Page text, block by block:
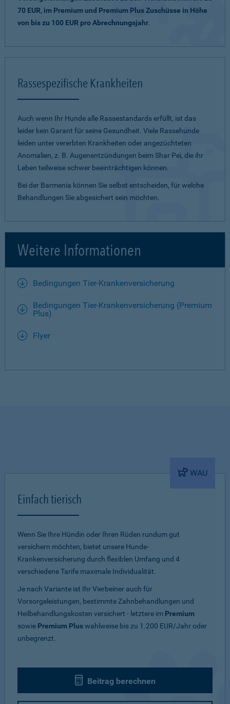
70 EUR, im Premium und Premium Plus Zuschüsse in Höhe
von bis zu 100 EUR pro Abrechnungsjahr.
Rassespezifische Krankheiten
Auch wenn Ihr Hunde alle Rassestandards erfüllt, ist das
leider kein Garant für seine Gesundheit. Viele Rassehunde
leiden unter vererbten Krankheiten oder angezüchteten
Anomalien, z. B. Augenentzündungen beim Shar Pei, die ihr
Leben teilweise schwer beeinträchtigen können.
Bei der Barmenia können Sie selbst entscheiden, für welche
Behandlungen Sie abgesichert sein möchten.
Weitere Informationen
Bedingungen Tier-Krankenversicherung
Bedingungen Tier-Krankenversicherung (Premium
Plus)
Flyer
WAU
Einfach tierisch
Wenn Sie Ihre Hündin oder Ihren Rüden rundum gut
versichern möchten, bietet unsere Hunde-
Krankenversicherung durch flexiblen Umfang und 4
verschiedene Tarife maximale Individualität.
Je nach Variante ist Ihr Vierbeiner auch für
Vorsorgeleistungen, bestimmte Zahnbehandlungen und
Heilbehandlungskosten versichert - letztere im Premium
sowie Premium Pluswahlweise bis zu 1.200 EUR/Jahr oder
unbegrenzt.
Beitrag berechnen